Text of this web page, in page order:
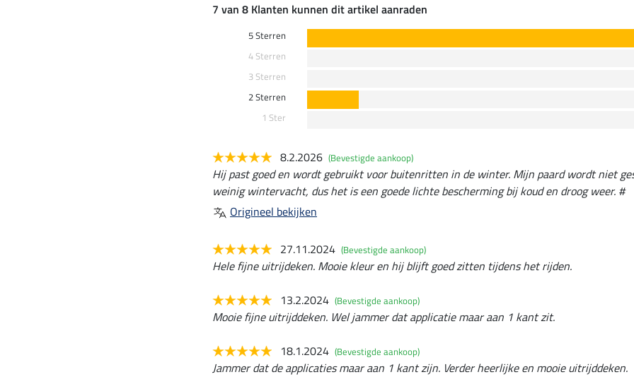
7 van 8 Klanten kunnen dit artikel aanraden
5 Sterren
4 Sterren
3 Sterren
2 Sterren
1 Ster
8.2.2026 (Bevestigde aankoop)
Hij past goed en wordt gebruikt voor buitenritten in de winter. Mijn paard wordt niet
weinig wintervacht, dus het is een goede lichte bescherming bij koud en droog weer. #
Origineel bekijken
27.11.2024 (Bevestigde aankoop)
Hele fijne uitrijdeken. Mooie kleur en hij blijft goed zitten tijdens het rijden.
13.2.2024 (Bevestigde aankoop)
Mooie fijne uitrijddeken. Wel jammer dat applicatie maar aan 1 kant zit.
18.1.2024 (Bevestigde aankoop)
Jammer dat de applicaties maar aan 1 kant zijn. Verder heerlijke en mooie uitrijddeken.